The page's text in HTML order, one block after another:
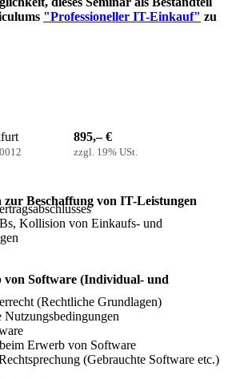
"Professioneller IT-Einkauf" zu
895,– €
zzgl. 19% USt.
Beschaffung von IT-Leistungen
Kollision von Einkaufs- und
von Software (Individual- und
(Rechtliche Grundlagen)
Erwerb von Software
(Gebrauchte Software etc.)